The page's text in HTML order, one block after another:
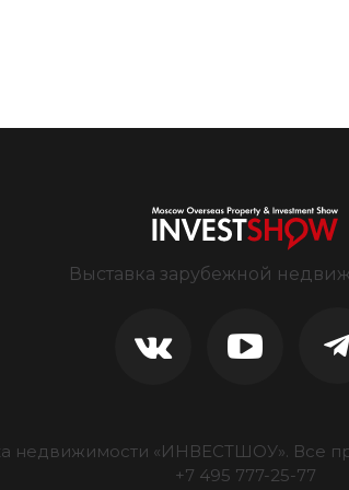
Выставка зарубежной
недвижимости «ИНВЕСТШОУ». Все
+7 495 777-25-77